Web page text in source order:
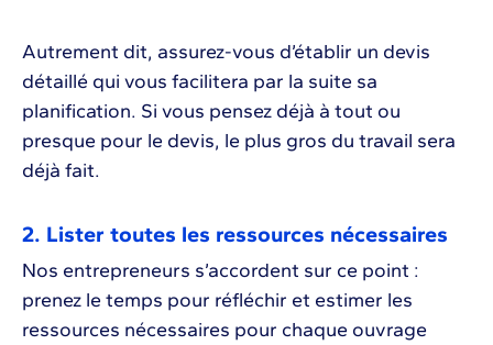
Autrement dit, assurez-vous d’établir un devis
détaillé qui vous facilitera par la suite sa
planification. Si vous pensez déjà à tout ou
presque pour le devis, le plus gros du travail sera
déjà fait.
2. Lister toutes les ressources nécessaires
Nos entrepreneurs s’accordent sur ce point :
prenez le temps pour réfléchir et estimer les
ressources nécessaires pour chaque ouvrage